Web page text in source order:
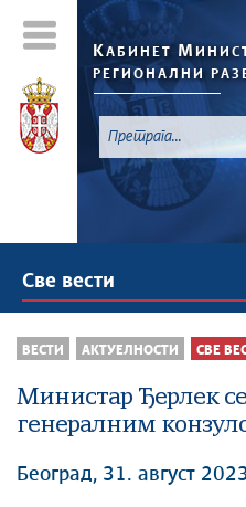
КАБИНЕТ М
РЕГИОНАЛНИ
Све вести
ВЕСТИ АКТУЕЛНОСТИ СВЕ
Министар Ђерлек се
генералним
Београд, 31. август